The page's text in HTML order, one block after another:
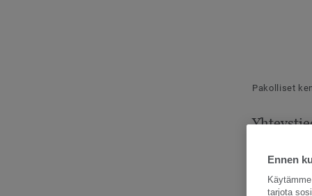
Pakolliset
Ennen
tarjota